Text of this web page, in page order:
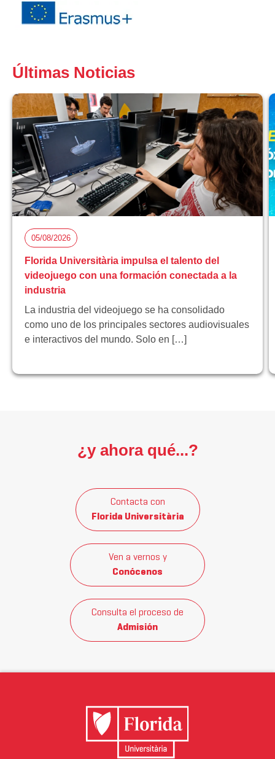
Últimas Noticias
05/08/2026
Florida Universitària impulsa el talento del
videojuego con una formación conectada a la
industria
La industria del videojuego se ha consolidado
como uno de los principales sectores audiovisuales
e interactivos del mundo. Solo en […]
¿y ahora qué...?
Contacta con
Florida Universitària
Ven a vernos y
Conócenos
Consulta el proceso de
Admisión